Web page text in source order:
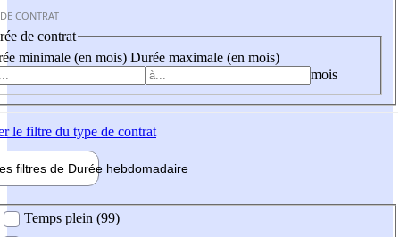
CONTRAT
de contrat
minimale (en mois) Durée maximale (en mois)
mois
le filtre du type de contrat
filtres de Durée hebdomadaire
Temps plein (99)